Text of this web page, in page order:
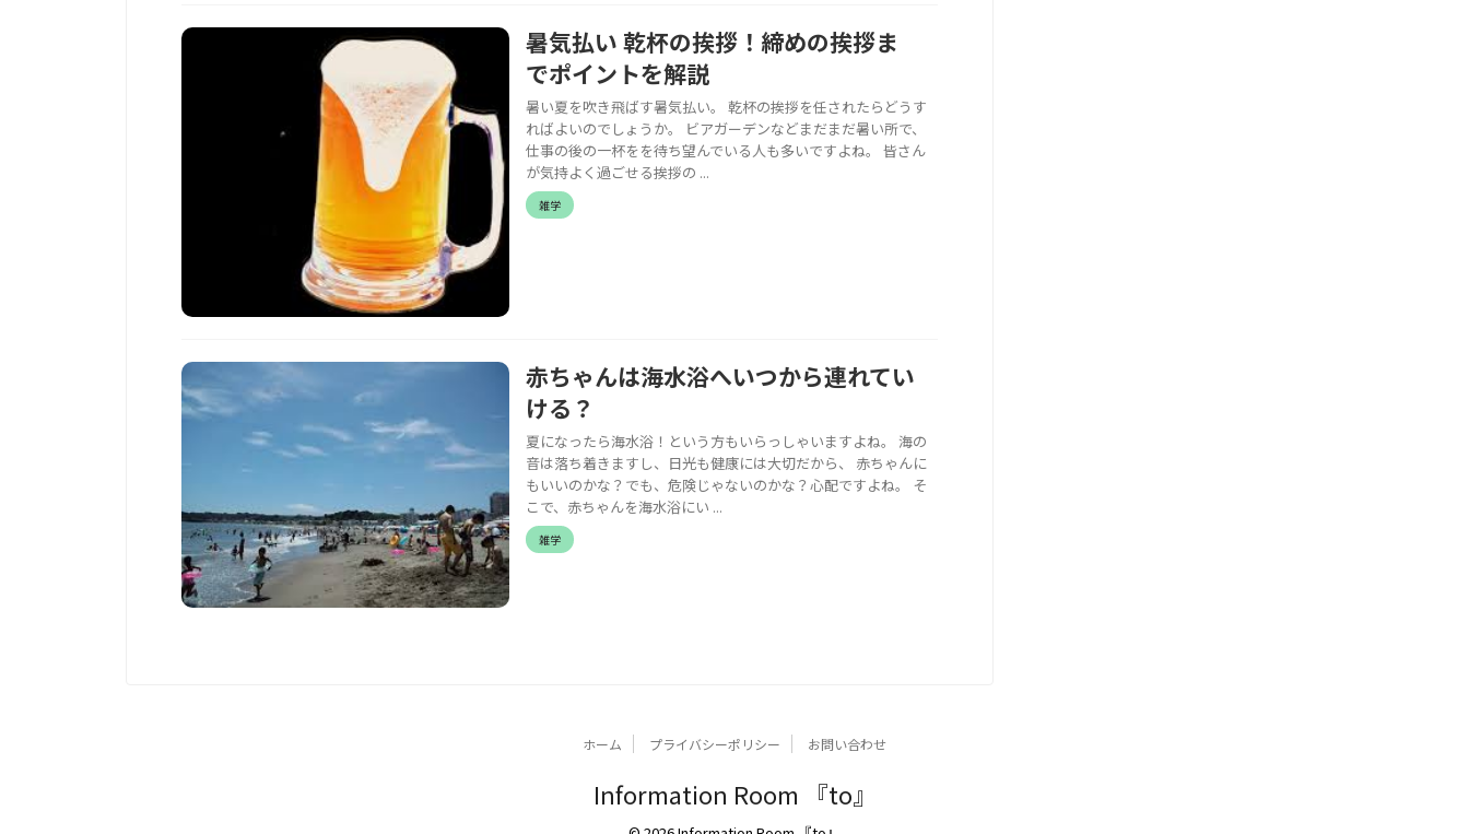
暑気払い 乾杯の挨拶！締めの挨拶ま
でポイントを解説
暑い夏を吹き飛ばす暑気払い。 乾杯の挨拶を任されたらどうす
ればよいのでしょうか。 ビアガーデンなどまだまだ暑い所で、
仕事の後の一杯をを待ち望んでいる人も多いですよね。 皆さん
が気持よく過ごせる挨拶の ...
雑学
赤ちゃんは海水浴へいつから連れてい
ける？
夏になったら海水浴！という方もいらっしゃいますよね。 海の
音は落ち着きますし、日光も健康には大切だから、 赤ちゃんに
もいいのかな？でも、危険じゃないのかな？心配ですよね。 そ
こで、赤ちゃんを海水浴にい ...
雑学
ホーム プライバシーポリシー お問い合わせ
Information Room 『to』